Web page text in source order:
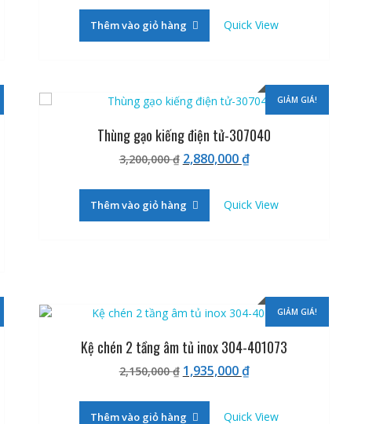
là:
9,850,000 ₫.là:
Thêm vào giỏ hàng Quick View
GIẢM GIÁ!
Thùng gạo kiếng điện tử-307040
3,200,000₫ Giá
là:
3,200,000 ₫.
2,880,000₫Giá
là:
Thêm vào giỏ hàng Quick View
GIẢM GIÁ!
Kệ chén 2 tầng âm tủ inox 304-401073
2,150,000₫ Giá
là:
1,935,000₫Giá
Thêm vào giỏ hàng Quick View